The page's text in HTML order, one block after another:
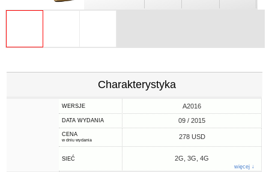
Charakterystyka
WERSJE A2016
DATA WYDANIA 09 / 2015
CENA
w dniu wydania 278 USD
SIEĆ 2G, 3G, 4G
więcej ↓